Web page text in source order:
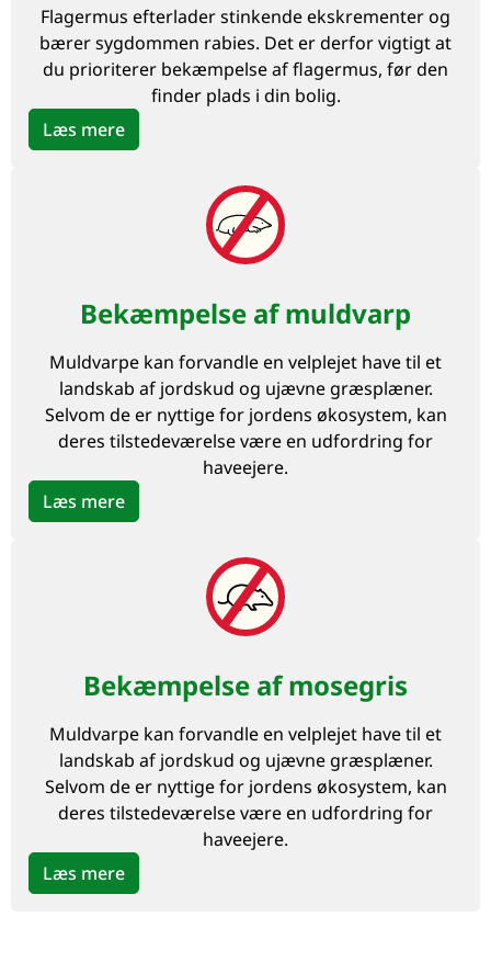
Flagermus efterlader stinkende ekskrementer og
bærer sygdommen rabies. Det er derfor vigtigt at
du prioriterer bekæmpelse af flagermus, før den
finder plads i din bolig.
Læs mere
Bekæmpelse af muldvarp
Muldvarpe kan forvandle en velplejet have til et
landskab af jordskud og ujævne græsplæner.
Selvom de er nyttige for jordens økosystem, kan
deres tilstedeværelse være en udfordring for
haveejere.
Læs mere
Bekæmpelse af mosegris
Muldvarpe kan forvandle en velplejet have til et
landskab af jordskud og ujævne græsplæner.
Selvom de er nyttige for jordens økosystem, kan
deres tilstedeværelse være en udfordring for
haveejere.
Læs mere